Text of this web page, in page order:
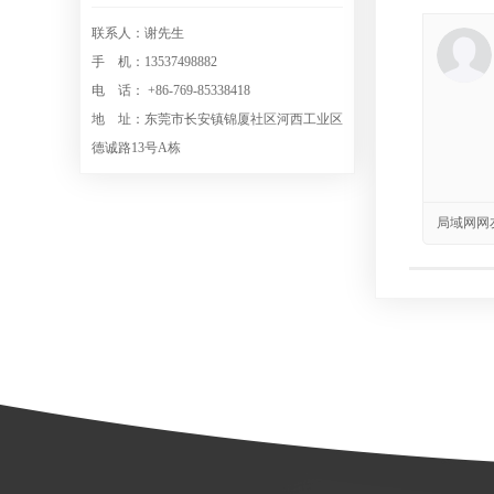
联系人：谢先生
手 机：13537498882
电 话： +86-769-85338418
地 址：东莞市长安镇锦厦社区河西工业区
德诚路13号A栋
局域网网